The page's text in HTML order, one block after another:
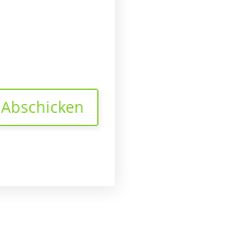
Abschicken